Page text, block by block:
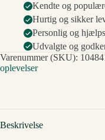
Kendte og
Hurtig og sikker
Personlig og
Udvalgte og
Varenummer (SKU):
oplevelser
Beskrivelse